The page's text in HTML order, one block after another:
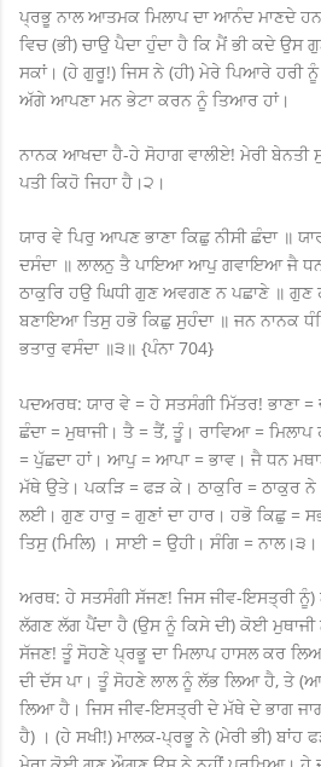
ਪ੍ਰਭੂ ਨਾਲ ਆਤਮਕ ਮਿਲਾਪ ਦਾ ਆਨੰਦ ਮਾਣਦੇ
ਵਿਚ (ਭੀ) ਚਾਉ ਪੈਦਾ ਹੁੰਦਾ ਹੈ ਕਿ ਮੈਂ ਭੀ ਕਦੇ ਉਸ
ਸਕਾਂ। (ਹੇ ਗੁਰੂ!) ਜਿਸ ਨੇ (ਹੀ) ਮੇਰੇ ਪਿਆਰੇ
ਅੱਗੇ ਆਪਣਾ ਮਨ ਭੇਟਾ ਕਰਨ ਨੂੰ ਤਿਆਰ ਹਾਂ।
ਨਾਨਕ ਆਖਦਾ ਹੈ-ਹੇ ਸੋਹਾਗ ਵਾਲੀਏ! ਮੇਰੀ
ਪਤੀ ਕਿਹੋ ਜਿਹਾ ਹੈ।੨।
ਯਾਰ ਵੇ ਪਿਰੁ ਆਪਣ ਭਾਣਾ ਕਿਛੁ ਨੀਸੀ ਛੰਦਾ ॥
ਦਸੰਦਾ ॥ ਲਾਲਨੁ ਤੈ ਪਾਇਆ ਆਪੁ ਗਵਾਇਆ ਜੈ ਧਨ
ਠਾਕੁਰਿ ਹਉ ਘਿਧੀ ਗੁਣ ਅਵਗਣ ਨ ਪਛਾਣੇ ॥
ਬਣਾਇਆ ਤਿਸੁ ਹਭੋ ਕਿਛੁ ਸੁਹੰਦਾ ॥ ਜਨ ਨਾਨਕ
ਭਤਾਰੁ ਵਸੰਦਾ ॥੩॥ {ਪੰਨਾ 704}
ਪਦਅਰਥ: ਯਾਰ ਵੇ = ਹੇ ਸਤਸੰਗੀ ਮਿੱਤਰ! ਭਾਣਾ =
ਛੰਦਾ = ਮੁਥਾਜੀ। ਤੈ = ਤੈਂ, ਤੂੰ। ਰਾਵਿਆ =
= ਪੁੱਛਦਾ ਹਾਂ। ਆਪੁ = ਆਪਾ = ਭਾਵ। ਜੈ ਧਨ
ਮੱਥੇ ਉਤੇ। ਪਕੜਿ = ਫੜ ਕੇ। ਠਾਕੁਰਿ = ਠਾਕੁਰ
ਲਈ। ਗੁਣ ਹਾਰੁ = ਗੁਣਾਂ ਦਾ ਹਾਰ। ਹਭੋ ਕਿਛੁ =
ਤਿਸੁ (ਮਿਲਿ) । ਸਾਈ = ਉਹੀ। ਸੰਗਿ = ਨਾਲ।੩।
ਅਰਥ: ਹੇ ਸਤਸੰਗੀ ਸੱਜਣ! ਜਿਸ ਜੀਵ-ਇਸਤ੍ਰੀ
ਲੱਗਣ ਲੱਗ ਪੈਂਦਾ ਹੈ (ਉਸ ਨੂੰ ਕਿਸੇ ਦੀ) ਕੋਈ ਮੁਥਾਜੀ
ਸੱਜਣ! ਤੂੰ ਸੋਹਣੇ ਪ੍ਰਭੂ ਦਾ ਮਿਲਾਪ ਹਾਸਲ ਕਰ
ਦੀ ਦੱਸ ਪਾ। ਤੂੰ ਸੋਹਣੇ ਲਾਲ ਨੂੰ ਲੱਭ ਲਿਆ ਹੈ, ਤੇ
ਲਿਆ ਹੈ। ਜਿਸ ਜੀਵ-ਇਸਤ੍ਰੀ ਦੇ ਮੱਥੇ ਦੇ ਭਾਗ
ਹੈ) । (ਹੇ ਸਖੀ!) ਮਾਲਕ-ਪ੍ਰਭੂ ਨੇ (ਮੇਰੀ ਭੀ)